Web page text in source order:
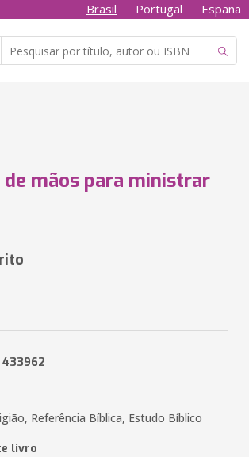
Brasil Portugal España
de mãos para ministrar
Referência Bíblica, Estudo Bíblico
livro